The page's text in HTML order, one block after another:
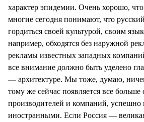
характер эпидемии. Очень хорошо,
многие сегодня понимают, что
гордиться своей культурой, своим
например, обходятся без наружной
рекламы известных западных
все внимание должно быть уделено
— архитектуре. Мы тоже, думаю,
тому же сейчас появляется все больше
производителей и компаний,
иностранными. Если Россия —